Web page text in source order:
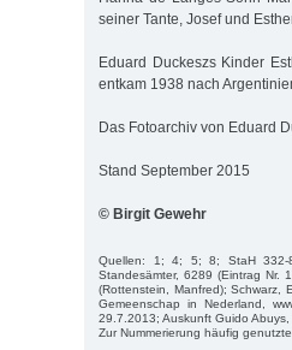
seiner Tante, Josef und
Eduard Duckeszs Kinder
entkam 1938 nach
Das Fotoarchiv von Eduard
Stand September 2015
© Birgit Gewehr
Quellen: 1; 4; 5; 8; StaH 332-
Standesämter, 6289 (Eintrag Nr.
(Rottenstein, Manfred); Schwarz,
Gemeenschap in Nederland,
29.7.2013; Auskunft Guido
Zur Nummerierung häufig